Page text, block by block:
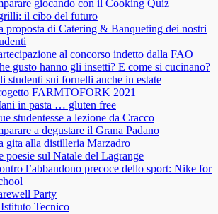
giocando con il Cooking Quiz
il cibo del futuro
proposta di Catering & Banqueting dei nostri
al concorso indetto dalla FAO
gusto hanno gli insetti? E come si cucinano?
studenti sui fornelli anche in estate
FARMTOFORK 2021
in pasta … gluten free
studentesse a lezione da Cracco
a degustare il Grana Padano
gita alla distilleria Marzadro
poesie sul Natale del Lagrange
l’abbandono precoce dello sport: Nike for
Party
Tecnico